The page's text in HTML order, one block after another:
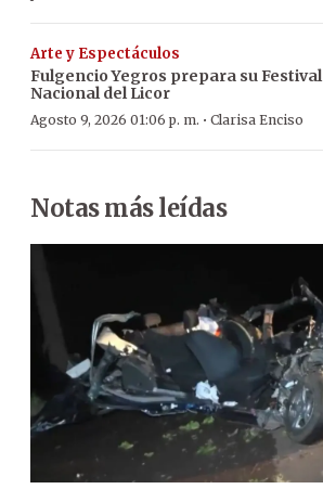
Arte y Espectáculos
Fulgencio Yegros prepara su Festival
Nacional del Licor
Agosto 9, 2026 01:06 p. m. · Clarisa Enciso
Notas más leídas